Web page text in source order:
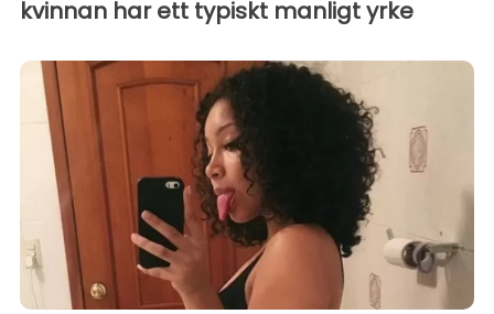
kvinnan har ett typiskt manligt yrke